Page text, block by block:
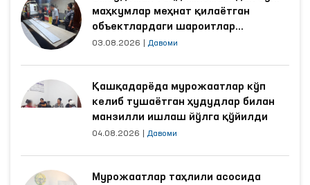
маҳкумлар меҳнат қилаётган
объектлардаги шароитлар
яхшиланди
03.08.2026 Давоми
Қашқадарёда мурожаатлар кўп
келиб тушаётган ҳудудлар билан
манзилли ишлаш йўлга қўйилди
04.08.2026 Давоми
Мурожаатлар таҳлили асосида